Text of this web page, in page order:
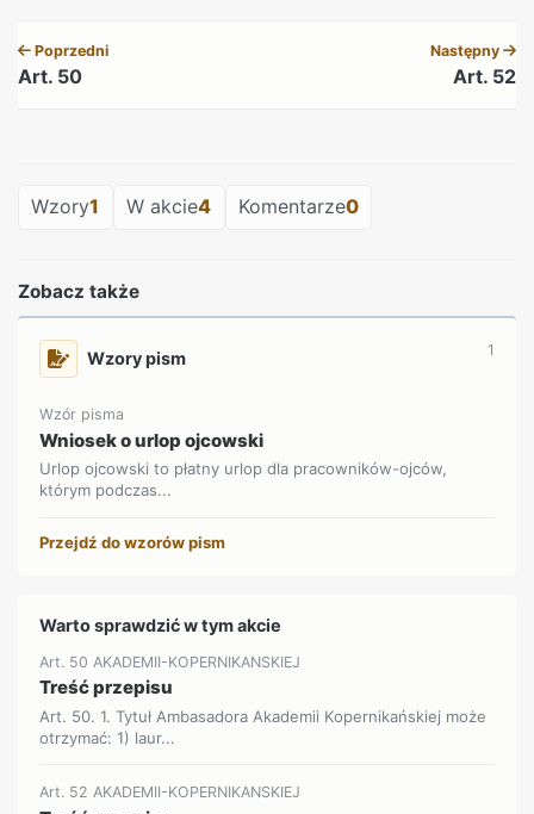
Poprzedni
Art. 50
Następny
Art. 52
Wzory1 W akcie4 Komentarze0
Zobacz także
Wzory pism 1
Wzór pisma
Wniosek o urlop ojcowski
Urlop ojcowski to płatny urlop dla pracowników-ojców,
którym podczas...
Przejdź do wzorów pism
Warto sprawdzić w tym akcie
Art. 50 AKADEMII-KOPERNIKANSKIEJ
Treść przepisu
Art. 50. 1. Tytuł Ambasadora Akademii Kopernikańskiej może
otrzymać: 1) laur...
Art. 52 AKADEMII-KOPERNIKANSKIEJ